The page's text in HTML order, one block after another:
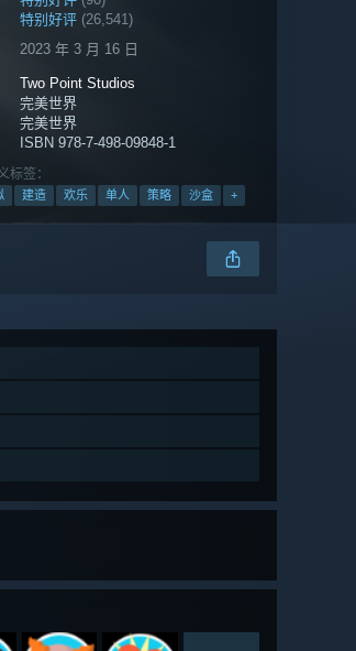
特别好评 (26,541)
2023 年 3 月 16 日
Two Point Studios
完美世界
完美世界
ISBN 978-7-498-09848-1
标签：
建造 欢乐 单人 策略 沙盒 +